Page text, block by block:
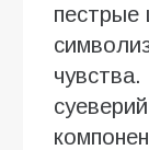
пестрые